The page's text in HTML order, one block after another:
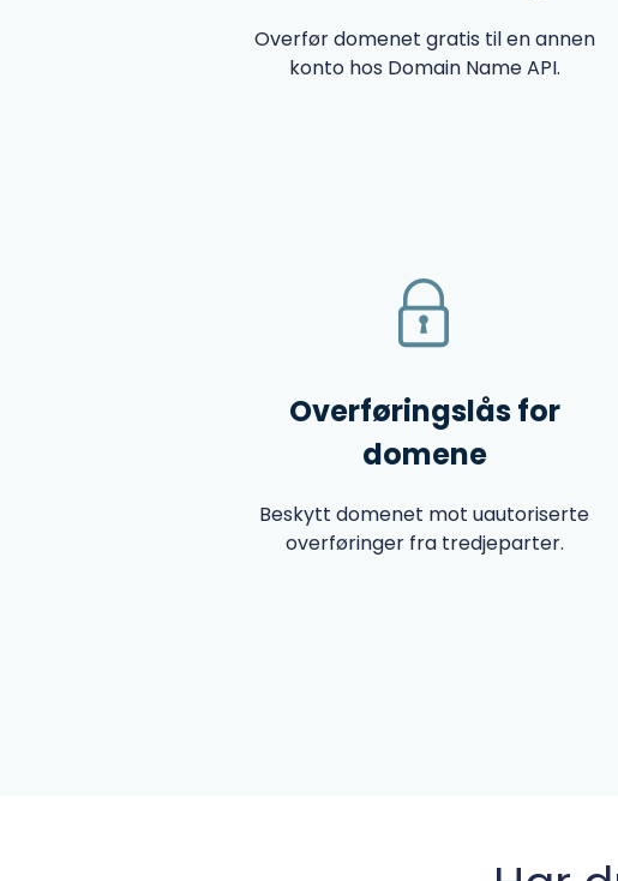
Overfør domenet gratis til en annen
konto hos Domain Name API.
Overføringslås for
domene
Beskytt domenet mot uautoriserte
overføringer fra tredjeparter.